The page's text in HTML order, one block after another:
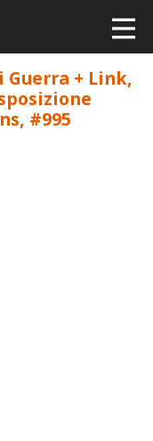
+ Link,
#995